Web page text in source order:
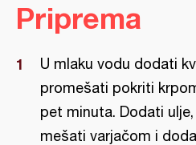
Priprema
U mlaku vodu dodati
promešati pokriti
pet minuta. Dodati
mešati varjačom i